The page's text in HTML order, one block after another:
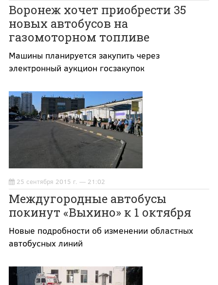
Воронеж хочет приобрести 35
новых автобусов на
газомоторном топливе
Машины планируется закупить через
электронный аукцион госзакупок
25 сентября 2015 г. — 21:02
Междугородные автобусы
покинут «Выхино» к 1 октября
Новые подробности об изменении областных
автобусных линий